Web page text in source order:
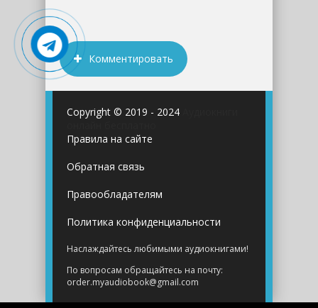
Комментировать
Copyright © 2019 - 2024
Правила на сайте
Обратная связь
Правообладателям
Политика конфиденциальности
Наслаждайтесь любимыми аудиокнигами!
По вопросам обращайтесь на почту:
order.myaudiobook@gmail.com